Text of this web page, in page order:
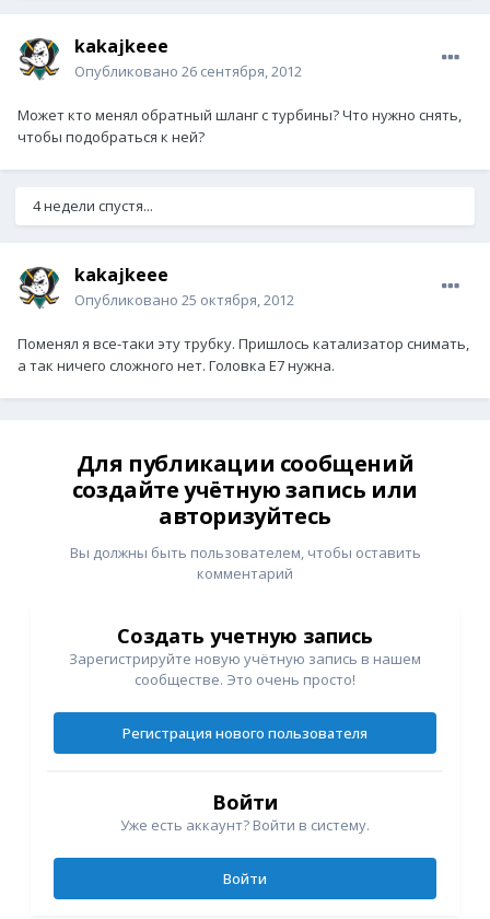
kakajkeee
Опубликовано 26 сентября, 2012
Может кто менял обратный шланг с турбины? Что нужно снять,
чтобы подобраться к ней?
4 недели спустя...
kakajkeee
Опубликовано 25 октября, 2012
Поменял я все-таки эту трубку. Пришлось катализатор снимать,
а так ничего сложного нет. Головка Е7 нужна.
Для публикации сообщений
создайте учётную запись или
авторизуйтесь
Вы должны быть пользователем, чтобы оставить
комментарий
Создать учетную запись
Зарегистрируйте новую учётную запись в нашем
сообществе. Это очень просто!
Регистрация нового пользователя
Войти
Уже есть аккаунт? Войти в систему.
Войти